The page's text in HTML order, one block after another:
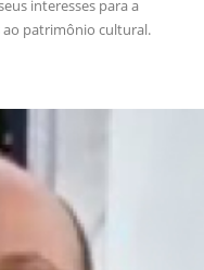
interesses para a
ao patrimônio cultural.